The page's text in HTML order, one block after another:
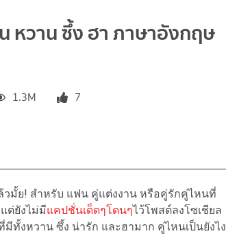
หวาน ซึ้ง ฮา ภาษาอังกฤษ
1.3M 7
วมั้ย! สำหรับ แฟน คู่แต่งงาน หรือคู่รักคู่ไหนที่
ต่ยังไม่มีแคปชั่นเด็ดๆโดนๆไว้โพสต์ลงโซเชียล
ทั้งหวาน ซึ้ง น่ารัก และฮามาก คู่ไหนเป็นยังไง